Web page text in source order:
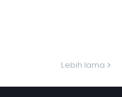
Lebih lama